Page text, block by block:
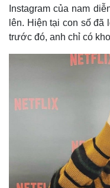
Instagram của nam
lên. Hiện tại con số
trước đó, anh chỉ có